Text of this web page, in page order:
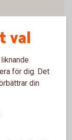
val
för dig. Det
din